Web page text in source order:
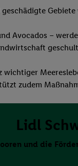
Avocados –
zudem
Lidl
und die